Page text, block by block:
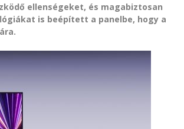
ellenségeket, és magabiztosan
is beépített a panelbe, hogy a